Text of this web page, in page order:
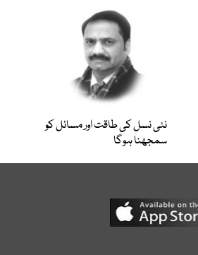
نئی نسل کی طاقت اور مسائل کو
سمجھنا ہوگا